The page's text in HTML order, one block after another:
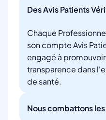
Des Avis Patients
Chaque
son compte Avis
engagé à
transparence dans
de santé.
Nous combattons